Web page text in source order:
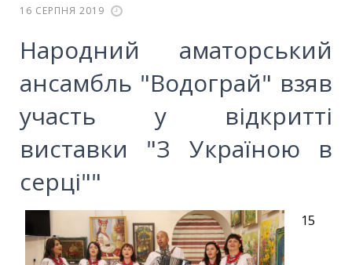
16 СЕРПНЯ 2019
Народний аматорський
ансамбль "Водограй" взяв
участь у відкритті
виставки "З Україною в
серці""
15